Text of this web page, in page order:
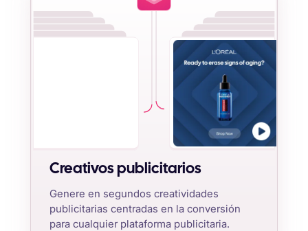
Creativos publicitarios
Genere en segundos creatividades
publicitarias centradas en la conversión
para cualquier plataforma publicitaria.